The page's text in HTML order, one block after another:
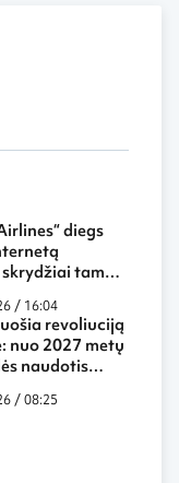
diegs
tampa
į darbą
/ 16:04
revoliuciją
nuo 2027 metų
naudotis
/ 08:25